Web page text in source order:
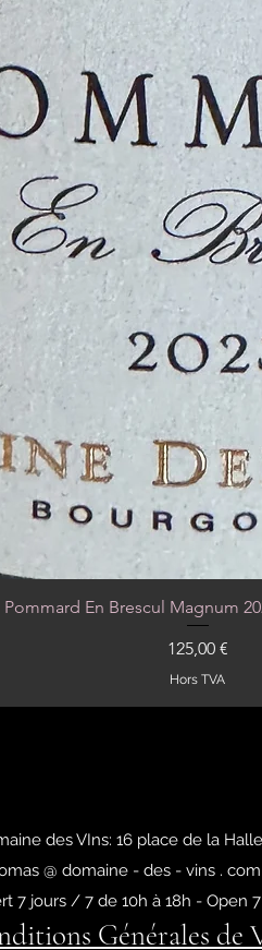
Aperçu rapide
Pommard En Brescul Magnum
Prix
125,00 €
Hors TVA
des VIns: 16 place de la
@ domaine - des - vins .
7 jours / 7 de 10h à 18h - Open
Générales de